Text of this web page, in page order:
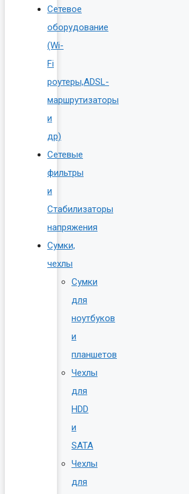
Сетевое
оборудование
(Wi-
Fi
роутеры,ADSL-
маршрутизаторы
и
др)
Сетевые
фильтры
и
Стабилизаторы
напряжения
Сумки,
чехлы
Сумки
для
ноутбуков
и
планшетов
Чехлы
для
HDD
и
SATA
Чехлы
для